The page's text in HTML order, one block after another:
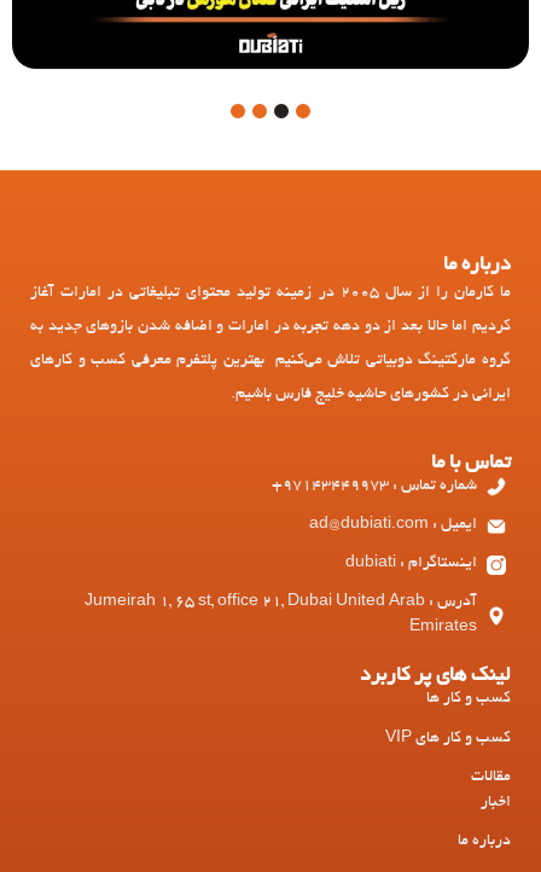
1
درباره ما
ما کارمان را از سال 2005 در زمینه تولید محتوای تبلیغاتی در امارات آغاز
کردیم اما حالا بعد از دو دهه تجربه در امارات و اضافه شدن بازوهای جدید به
گروه مارکتینگ دوبیاتی تلاش می‌کنیم بهترین پلتفرم معرفی کسب و کارهای
ایرانی در کشورهای حاشیه خلیج فارس باشیم.
تماس با ما
شماره تماس : 97143449973+
ایمیل : ad@dubiati.com
اینستاگرام : dubiati
آدرس : Jumeirah 1, 65 st, office 21, Dubai United Arab
Emirates
لینک های پر کاربرد
کسب و کار ها
کسب و کار های VIP
مقالات
اخبار
درباره ما